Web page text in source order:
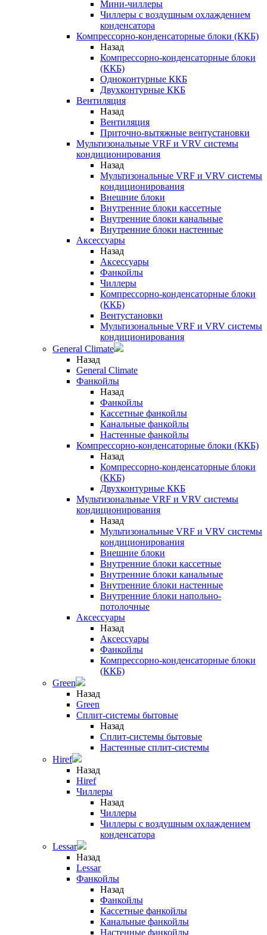
Мини-чиллеры
Чиллеры с воздушным охлаждением
конденсатора
Компрессорно-конденсаторные блоки (ККБ)
Назад
Компрессорно-конденсаторные блоки
(ККБ)
Одноконтурные ККБ
Двухконтурные ККБ
Вентиляция
Назад
Вентиляция
Приточно-вытяжные вентустановки
Мультизональные VRF и VRV системы
кондиционирования
Назад
Мультизональные VRF и VRV системы
кондиционирования
Внешние блоки
Внутренние блоки кассетные
Внутренние блоки канальные
Внутренние блоки настенные
Аксессуары
Назад
Аксессуары
Фанкойлы
Чиллеры
Компрессорно-конденсаторные блоки
(ККБ)
Вентустановки
Мультизональные VRF и VRV системы
кондиционирования
General Climate
Назад
General Climate
Фанкойлы
Назад
Фанкойлы
Кассетные фанкойлы
Канальные фанкойлы
Настенные фанкойлы
Компрессорно-конденсаторные блоки (ККБ)
Назад
Компрессорно-конденсаторные блоки
(ККБ)
Двухконтурные ККБ
Мультизональные VRF и VRV системы
кондиционирования
Назад
Мультизональные VRF и VRV системы
кондиционирования
Внешние блоки
Внутренние блоки кассетные
Внутренние блоки канальные
Внутренние блоки настенные
Внутренние блоки напольно-
потолочные
Аксессуары
Назад
Аксессуары
Фанкойлы
Компрессорно-конденсаторные блоки
(ККБ)
Green
Назад
Green
Сплит-системы бытовые
Назад
Сплит-системы бытовые
Настенные сплит-системы
Hiref
Назад
Hiref
Чиллеры
Назад
Чиллеры
Чиллеры с воздушным охлаждением
конденсатора
Lessar
Назад
Lessar
Фанкойлы
Назад
Фанкойлы
Кассетные фанкойлы
Канальные фанкойлы
Настенные фанкойлы